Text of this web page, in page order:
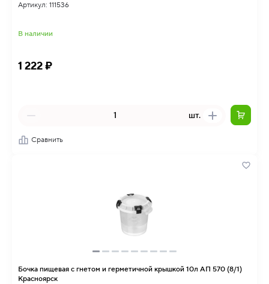
Артикул: 111536
В наличии
1 222 ₽
шт.
Сравнить
Бочка пищевая с гнетом и герметичной крышкой 10л АП 570 (8/1)
Красноярск